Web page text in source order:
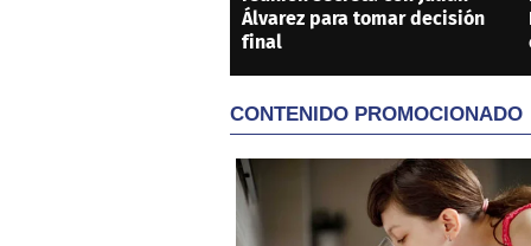
Álvarez para tomar decisión
final